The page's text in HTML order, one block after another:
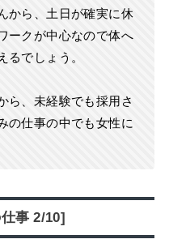
から、土日が確実に休
ークが中心なので体へ
るでしょう。
ら、未経験でも採用さ
の仕事の中でも女性に
事 2/10]